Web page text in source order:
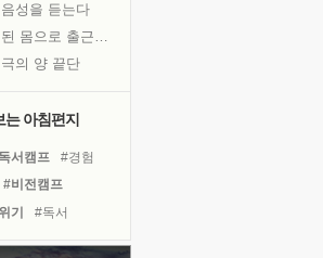
성을 듣는다
흙이 된 몸으로 출근하는 여자
의 양 끝단
는 아침편지
서캠프
#경험
#비전캠프
기
#독서